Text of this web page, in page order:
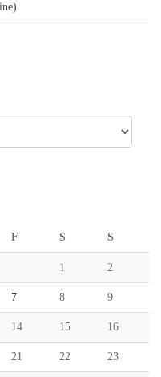
F S S
1 2
7 8 9
14 15 16
21 22 23